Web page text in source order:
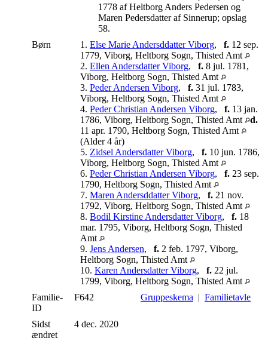
1778 af Heltborg Anders Pedersen og
Maren Pedersdatter af Sinnerup; opslag
58.
Børn
1. Else Marie Andersddatter Viborg, f. 12 sep.
1779, Viborg, Heltborg Sogn, Thisted Amt
2. Ellen Andersdatter Viborg, f. 8 jul. 1781,
Viborg, Heltborg Sogn, Thisted Amt
3. Peder Andersen Viborg, f. 31 jul. 1783,
Viborg, Heltborg Sogn, Thisted Amt
4. Peder Christian Andersen Viborg, f. 13 jan.
1786, Viborg, Heltborg Sogn, Thisted Amt
d.
11 apr. 1790, Heltborg Sogn, Thisted Amt
(Alder 4 år)
5. Zidsel Andersdatter Viborg, f. 10 jun. 1786,
Viborg, Heltborg Sogn, Thisted Amt
6. Peder Christian Andersen Viborg, f. 23 sep.
1790, Heltborg Sogn, Thisted Amt
7. Maren Andersddatter Viborg, f. 21 nov.
1792, Viborg, Heltborg Sogn, Thisted Amt
8. Bodil Kirstine Andersdatter Viborg, f. 18
mar. 1795, Viborg, Heltborg Sogn, Thisted
Amt
9. Jens Andersen, f. 2 feb. 1797, Viborg,
Heltborg Sogn, Thisted Amt
10. Karen Andersdatter Viborg, f. 22 jul.
1799, Viborg, Heltborg Sogn, Thisted Amt
Familie-
ID
F642 Gruppeskema | Familietavle
Sidst
ændret
4 dec. 2020